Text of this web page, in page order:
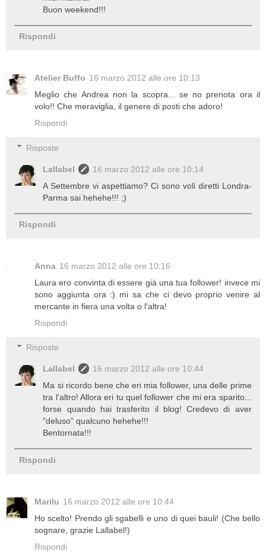
Buon weekend!!!
Rispondi
Atelier Buffo 16 marzo 2012 alle ore 10:13
Meglio che Andrea non la scopra... se no prenota ora il
volo!! Che meraviglia, il genere di posti che adoro!
Rispondi
Risposte
Lallabel
16 marzo 2012 alle ore 10:14
A Settembre vi aspettiamo? Ci sono voli diretti Londra-
Parma sai hehehe!!! ;)
Rispondi
Anna 16 marzo 2012 alle ore 10:16
Laura ero convinta di essere già una tua follower! invece mi
sono aggiunta ora :) mi sa che ci devo proprio venire al
mercante in fiera una volta o l'altra!
Rispondi
Risposte
Lallabel
16 marzo 2012 alle ore 10:44
Ma si ricordo bene che eri mia follower, una delle prime
tra l'altro! Allora eri tu quel follower che mi era sparito...
forse quando hai trasferito il blog! Credevo di aver
"deluso" qualcuno hehehe!!!
Bentornata!!!
Rispondi
Marilu 16 marzo 2012 alle ore 10:44
Ho scelto! Prendo gli sgabelli e uno di quei bauli! (Che bello
sognare, grazie Lallabel!)
Rispondi